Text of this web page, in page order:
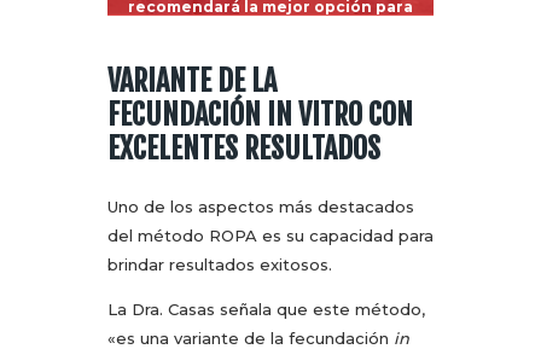
recomendará la mejor opción para
VARIANTE DE LA
FECUNDACIÓN IN VITRO CON
EXCELENTES RESULTADOS
Uno de los aspectos más destacados
del método ROPA es su capacidad para
brindar resultados exitosos.
La Dra. Casas señala que este método,
«es una variante de la fecundación in